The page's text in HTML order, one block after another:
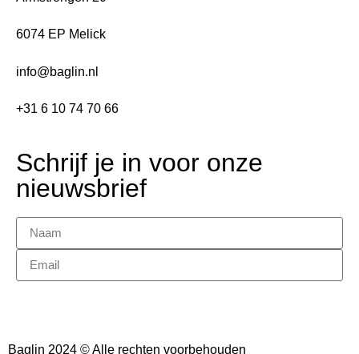
6074 EP Melick
info@baglin.nl
+31 6 10 74 70 66
Schrijf je in voor onze
nieuwsbrief
Baglin 2024 © Alle rechten voorbehouden